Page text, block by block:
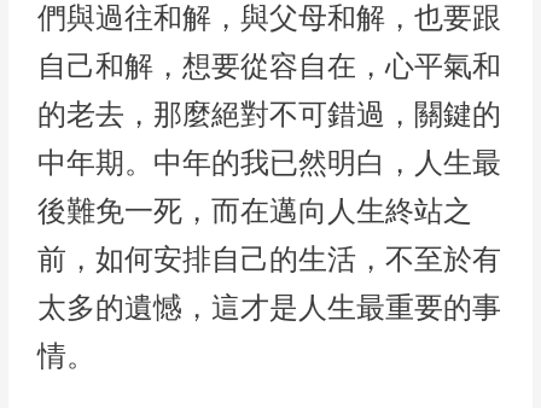
們與過往和解，與父母和解，也要跟
自己和解，想要從容自在，心平氣和
的老去，那麼絕對不可錯過，關鍵的
中年期。中年的我已然明白，人生最
後難免一死，而在邁向人生終站之
前，如何安排自己的生活，不至於有
太多的遺憾，這才是人生最重要的事
情。